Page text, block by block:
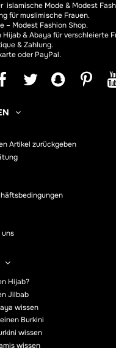
islamische Mode & Modest
für muslimische Frauen.
– Modest Fashion Shop.
Hijab &Abaya für verschleierte
& Zahlung.
oder PayPal.
Artikel zurückgeben
uns
Hijab?
Jilbab
wissen
Burkini
wissen
wissen